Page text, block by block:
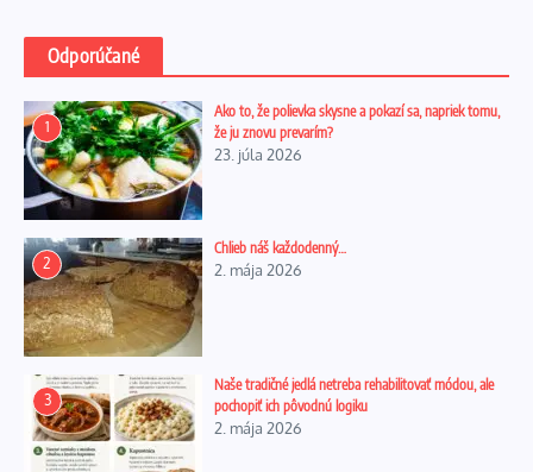
Odporúčané
1
Ako to, že polievka skysne a pokazí sa, napriek tomu,
že ju znovu prevarím?
23. júla 2026
2
Chlieb náš každodenný…
2. mája 2026
3
Naše tradičné jedlá netreba rehabilitovať módou, ale
pochopiť ich pôvodnú logiku
2. mája 2026